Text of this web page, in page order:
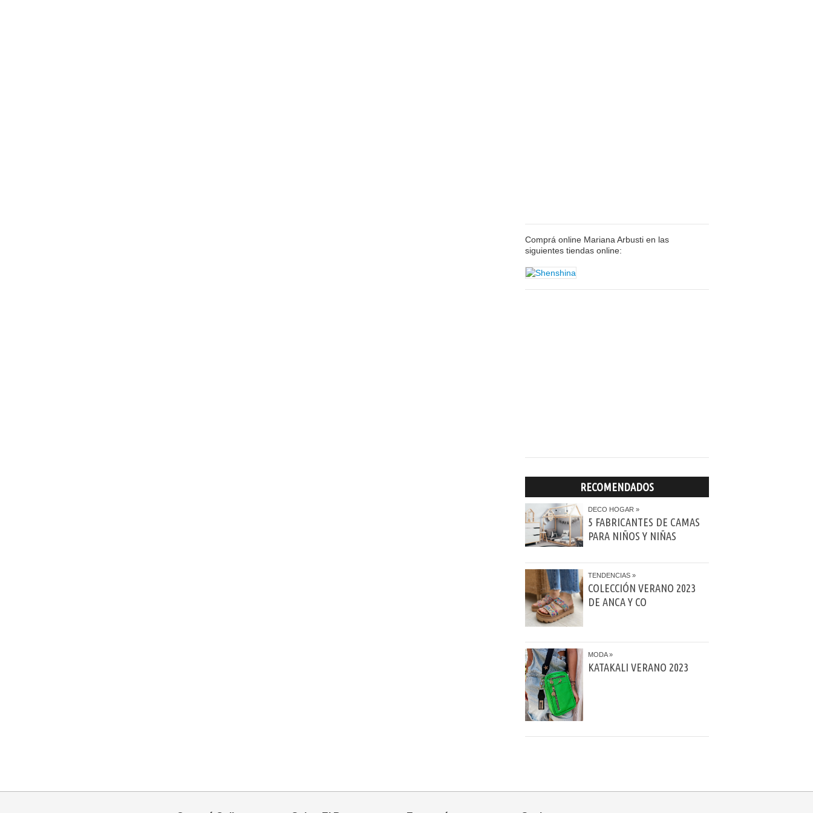
Comprá online Mariana Arbusti en las
siguientes tiendas online:
RECOMENDADOS
DECO HOGAR
5 FABRICANTES DE CAMAS
PARA NIÑOS Y NIÑAS
TENDENCIAS
COLECCIÓN VERANO 2023
DE ANCA Y CO
MODA
KATAKALI VERANO 2023